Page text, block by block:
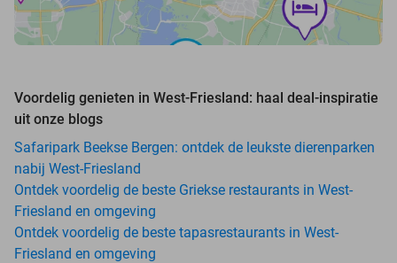
Voordelig genieten in West-Friesland: haal deal-inspiratie
uit onze blogs
Safaripark Beekse Bergen: ontdek de leukste dierenparken
nabij West-Friesland
Ontdek voordelig de beste Griekse restaurants in West-
Friesland en omgeving
Ontdek voordelig de beste tapasrestaurants in West-
Friesland en omgeving